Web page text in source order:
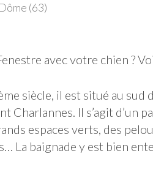
(63)
avec votre chien ?
siècle, il est situé au sud
Il s’agit d’un
espaces verts, des
La baignade y est bien